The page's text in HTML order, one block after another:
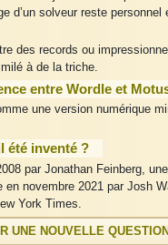
d’un solveur reste personnel
des records ou
à de la triche.
entre Wordle et
une version numérique
été inventé ?
par Jonathan Feinberg,
novembre 2021 par Josh
York Times.
UNE NOUVELLE QUESTION